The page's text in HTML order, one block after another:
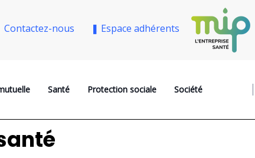
Contactez-nous ❚ Espace adhérents
Santé Protection sociale Société